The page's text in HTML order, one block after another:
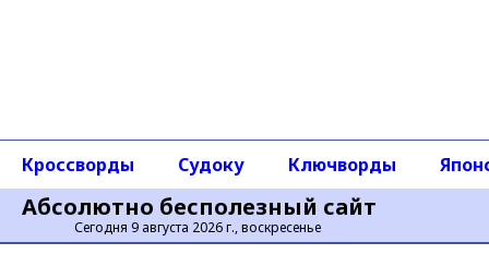
Абсолютно бесполезный сайт
Сегодня 9 августа 2026 г., воскресенье
Кроссворды Судоку Ключворды